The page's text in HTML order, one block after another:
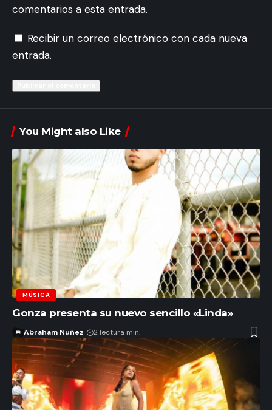
comentarios a esta entrada.
Recibir un correo electrónico con cada nueva
entrada.
You Might also Like
MÚSICA
Gonza presenta su nuevo sencillo «Linda»
Abraham Nuñez 2 lectura min.